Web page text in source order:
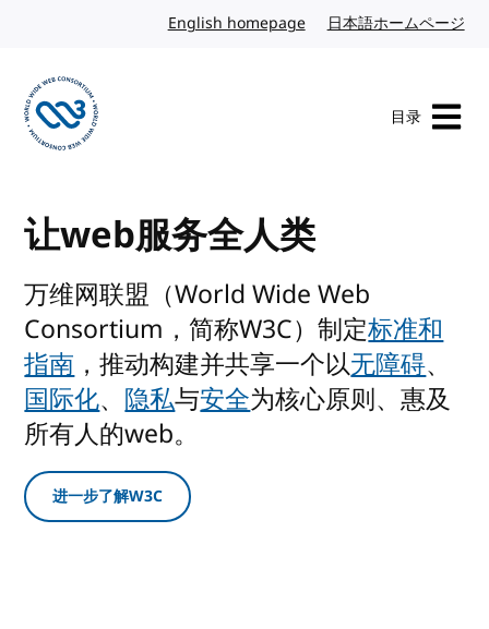
English homepage英文日本語ホームページ
目录
让web服务全人类
万维网联盟（World Wide Web
Consortium，简称W3C）制定标准和
指南 ，推动构建并共享一个以无障碍、
国际化、 隐私与安全为核心原则、惠及
所有人的web。
进一步了解W3C